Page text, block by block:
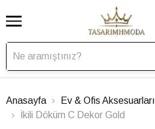
Anasayfa Ev & Ofis Aksesuarları
İkili Döküm C Dekor Gold